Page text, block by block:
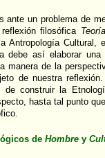
ante un problema de
filosófica
Antropología Cultural,
debe así elaborar
manera de la
de nuestra
de construir la
hasta tal punto
de Hombre y